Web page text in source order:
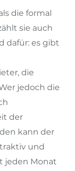
die formal
sie auch
dafür: es gibt
die
jedoch die
der
kann der
und
jeden Monat